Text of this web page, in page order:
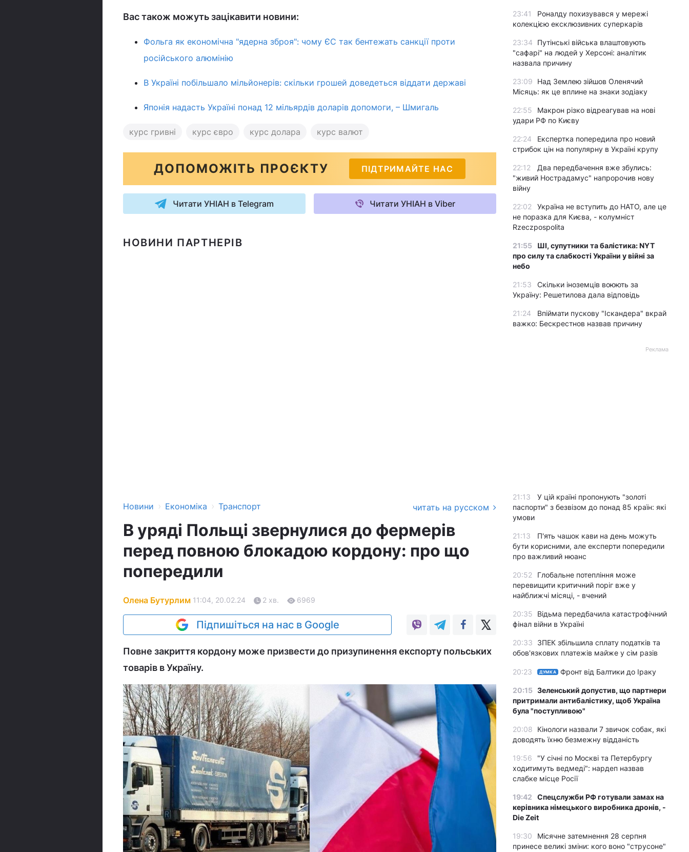
Вас також можуть зацікавити новини:
Фольга як економічна "ядерна зброя": чому ЄС так бентежать санкції проти
російського алюмінію
В Україні побільшало мільйонерів: скільки грошей доведеться віддати державі
Японія надасть Україні понад 12 мільярдів доларів допомоги, – Шмигаль
курс гривні курс євро курс долара курс валют
ДОПОМОЖІТЬ ПРОЄКТУ ПІДТРИМАЙТЕ НАС
Читати УНІАН в Telegram Читати УНІАН в Viber
НОВИНИ ПАРТНЕРІВ
Новини › Економіка › Транспорт читать на русском
В уряді Польщі звернулися до фермерів
перед повною блокадою кордону: про що
попередили
Олена Бутурлим 11:04, 20.02.24 2 хв. 6969
Підпишіться на нас в Google
Повне закриття кордону може призвести до призупинення експорту польських
товарів в Україну.
23:41
Роналду похизувався у мережі
колекцією ексклюзивних суперкарів
23:34
Путінські війська влаштовують
"сафарі" на людей у Херсоні: аналітик
назвала причину
23:09
Над Землею зійшов Оленячий
Місяць: як це вплине на знаки зодіаку
22:55
Макрон різко відреагував на нові
удари РФ по Києву
22:24
Експертка попередила про новий
стрибок цін на популярну в Україні крупу
22:12
Два передбачення вже збулись:
"живий Нострадамус" напророчив нову
війну
22:02
Україна не вступить до НАТО, але це
не поразка для Києва, - колумніст
Rzeczpospolita
21:55
ШІ, супутники та балістика: NYT
про силу та слабкості України у війні за
небо
21:53
Скільки іноземців воюють за
Україну: Решетилова дала відповідь
21:24
Впіймати пускову "Іскандера" вкрай
важко: Бескрестнов назвав причину
Реклама
21:13
У цій країні пропонують "золоті
паспорти" з безвізом до понад 85 країн: які
умови
21:13
П'ять чашок кави на день можуть
бути корисними, але експерти попередили
про важливий нюанс
20:52
Глобальне потепління може
перевищити критичний поріг вже у
найближчі місяці, - вчений
20:35
Відьма передбачила катастрофічний
фінал війни в Україні
20:33
ЗПЕК збільшила сплату податків та
обов'язкових платежів майже у сім разів
20:23 ДУМКА Фронт від Балтики до Іраку
20:15 Зеленський допустив, що партнери
притримали антибалістику, щоб Україна
була "поступливою"
20:08
Кінологи назвали 7 звичок собак, які
доводять їхню безмежну відданість
19:56
"У січні по Москві та Петербургу
ходитимуть ведмеді": нардеп назвав
слабке місце Росії
19:42
Спецслужби РФ готували замах на
керівника німецького виробника дронів, -
Die Zeit
19:30
Місячне затемнення 28 серпня
принесе великі зміни: кого воно "струсоне"